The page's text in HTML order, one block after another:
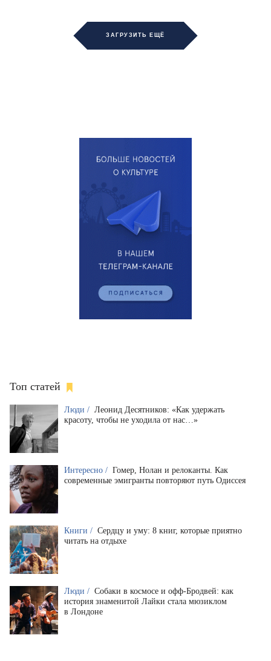
ЗАГРУЗИТЬ ЕЩЁ
Топ статей
Люди / Леонид Десятников: «Как удержать
красоту, чтобы не уходила от нас…»
Интересно / Гомер, Нолан и релоканты. Как
современные эмигранты повторяют путь Одиссея
Книги / Сердцу и уму: 8 книг, которые приятно
читать на отдыхе
Люди / Собаки в космосе и офф-Бродвей: как
история знаменитой Лайки стала мюзиклом
в Лондоне